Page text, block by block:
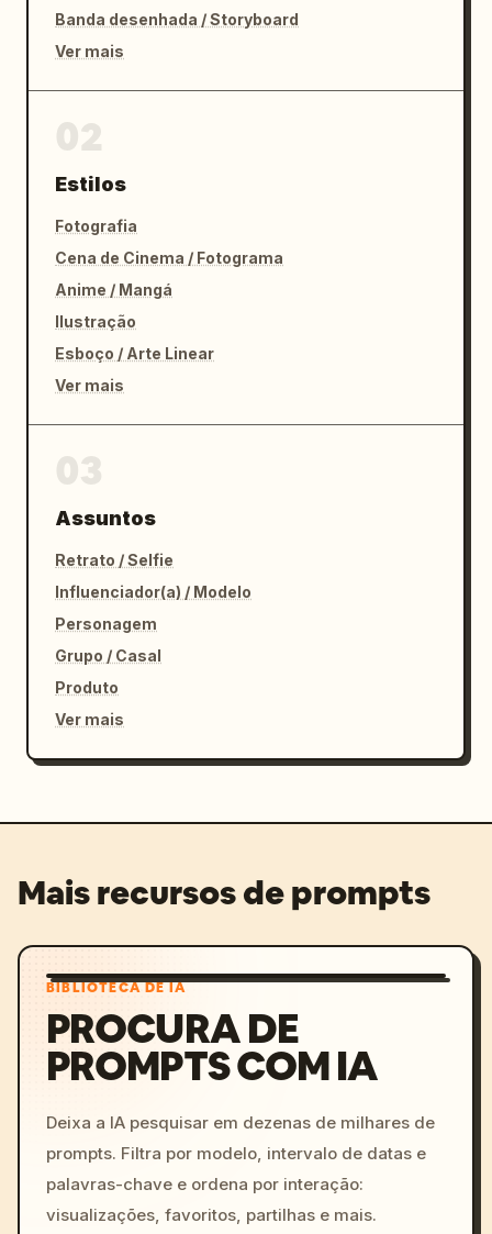
Banda desenhada / Storyboard
Ver mais
Estilos
Fotografia
Cena de Cinema / Fotograma
Anime / Mangá
Ilustração
Esboço / Arte Linear
Ver mais
Assuntos
Retrato / Selfie
Influenciador(a) / Modelo
Personagem
Grupo / Casal
Produto
Ver mais
Mais recursos de prompts
BIBLIOTECA DE IA
PROCURA DE
PROMPTS COM IA
Deixa a IA pesquisar em dezenas de milhares de
prompts. Filtra por modelo, intervalo de datas e
palavras-chave e ordena por interação:
visualizações, favoritos, partilhas e mais.